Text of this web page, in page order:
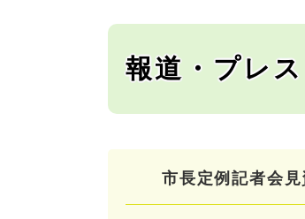
報道・プレ
市長定例記者会見